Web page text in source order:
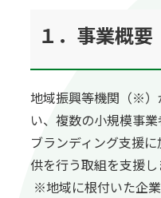
１．事業概要
地域振興等機関（※）
い、複数の小規模事
ブランディング支援
供を行う取組を支援し
※地域に根付いた企